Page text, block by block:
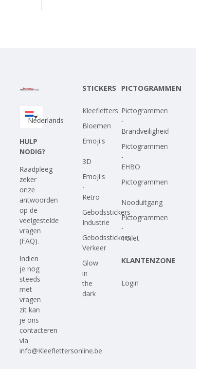
Nederlands
HULP
NODIG?
Raadpleeg
zeker
onze
antwoorden
op de
veelgestelde
vragen
(FAQ).
Indien
je nog
steeds
met
vragen
zit kan
je ons
contacteren
via
info@Kleeflettersonline.be
STICKERS
Kleefletters
Bloemen
Emoji's
-
3D
Emoji's
-
Retro
Gebodsstickers
Industrie
Gebodsstickers
Verkeer
Glow
in
the
dark
PICTOGRAMMEN
Pictogrammen
-
Brandveiligheid
Pictogrammen
-
EHBO
Pictogrammen
-
Nooduitgang
Pictogrammen
-
Toilet
KLANTENZONE
Login